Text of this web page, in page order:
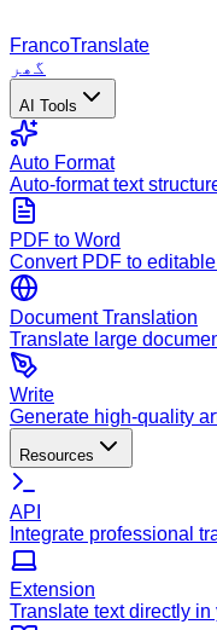
FrancoTranslate
گھر
AI Tools
Auto Format
Auto-format text
PDF to Word
Convert PDF to
Document Translation
Translate large
Write
Generate high-quality
Resources
API
Integrate professional
Extension
Translate text directly in